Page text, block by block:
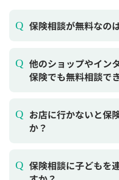
保険でも無料相談で
お店に行かないと保
か？
保険相談に子どもを
すか？
保険を無理に勧めら